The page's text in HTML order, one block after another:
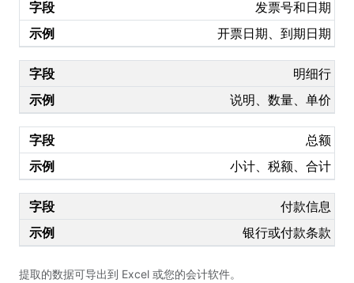
发票号和日期
开票日期、到期日期
明细行
说明、数量、单价
总额
小计、税额、合计
付款信息
银行或付款条款
提取的数据可导出到 Excel 或您的会计软件。